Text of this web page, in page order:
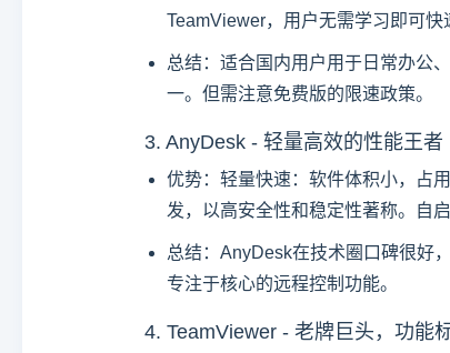
TeamViewer，用户无需学习即可快
总结：适合国内用户用于日常办公
一。但需注意免费版的限速政策。
3. AnyDesk - 轻量高效的性能王者
优势：轻量快速：软件体积小，占
发，以高安全性和稳定性著称。自
总结：AnyDesk在技术圈口碑很好
专注于核心的远程控制功能。
4. TeamViewer - 老牌巨头，功能